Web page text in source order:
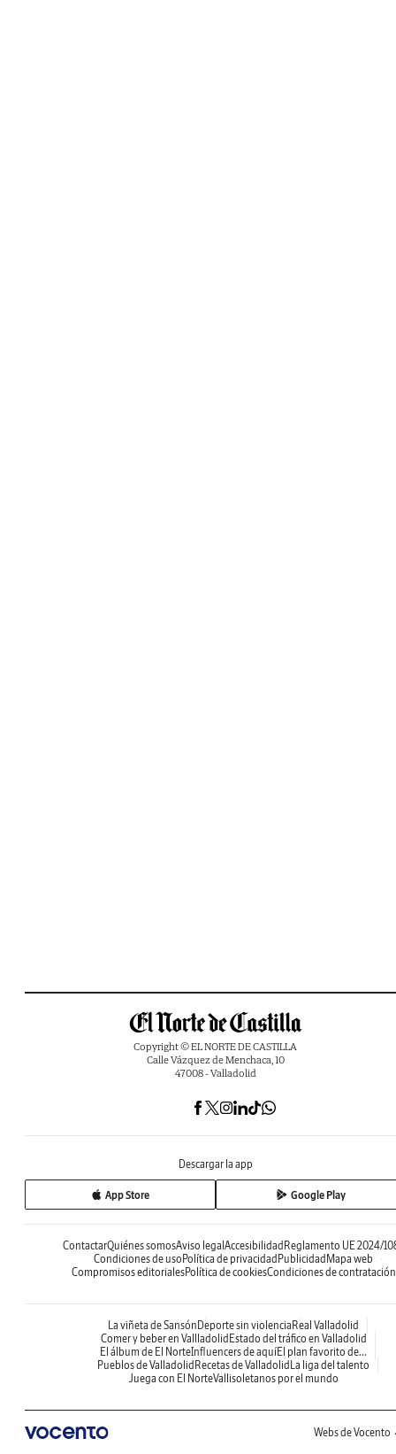
Copyright © EL NORTE DE CASTILLA
Calle Vázquez de Menchaca, 10
47008 - Valladolid
Descargar la app
App Store Google Play
ContactarQuiénes somosAviso legal Accesibilidad Reglamento UE 2024/
Condiciones de uso Política de privacidad Publicidad Mapa web
Compromisos editorialesPolítica de cookiesCondiciones de contratación
La viñeta de Sansón Deporte sin violencia Real Valladolid
Comer y beber en Vallladolid Estado del tráfico en Valladolid
El álbum de El NorteInfluencers de aquíEl plan favorito de...
Pueblos de Valladolid Recetas de Valladolid La liga del talento
Juega con El NorteVallisoletanos por el mundo
Webs de Vocento